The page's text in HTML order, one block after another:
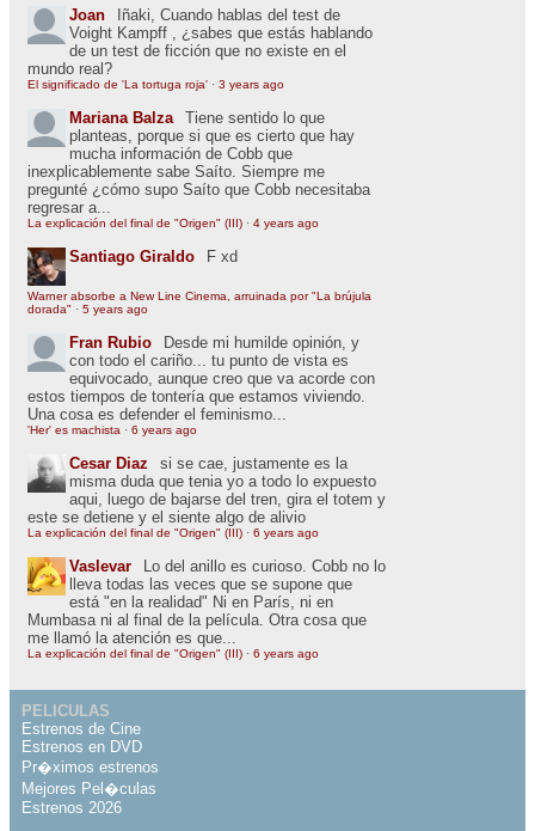
Joan
Iñaki, Cuando hablas del test de
Voight Kampff , ¿sabes que estás hablando
de un test de ficción que no existe en el
mundo real?
El significado de 'La tortuga roja' · 3 years ago
Mariana Balza
Tiene sentido lo que
planteas, porque si que es cierto que hay
mucha información de Cobb que
inexplicablemente sabe Saíto. Siempre me
pregunté ¿cómo supo Saíto que Cobb necesitaba
regresar a...
La explicación del final de "Origen" (III) · 4 years ago
Santiago Giraldo F xd
Warner absorbe a New Line Cinema, arruinada por "La brújula
dorada" · 5 years ago
Fran Rubio
Desde mi humilde opinión, y
con todo el cariño... tu punto de vista es
equivocado, aunque creo que va acorde con
estos tiempos de tontería que estamos viviendo.
Una cosa es defender el feminismo...
'Her' es machista · 6 years ago
Cesar Diaz
si se cae, justamente es la
misma duda que tenia yo a todo lo expuesto
aqui, luego de bajarse del tren, gira el totem y
este se detiene y el siente algo de alivio
La explicación del final de "Origen" (III) · 6 years ago
Vaslevar
Lo del anillo es curioso. Cobb no lo
lleva todas las veces que se supone que
está "en la realidad" Ni en París, ni en
Mumbasa ni al final de la película. Otra cosa que
me llamó la atención es que...
La explicación del final de "Origen" (III) · 6 years ago
PELICULAS
Estrenos de Cine
Estrenos en DVD
Pr�ximos estrenos
Mejores Pel�culas
Estrenos 2026